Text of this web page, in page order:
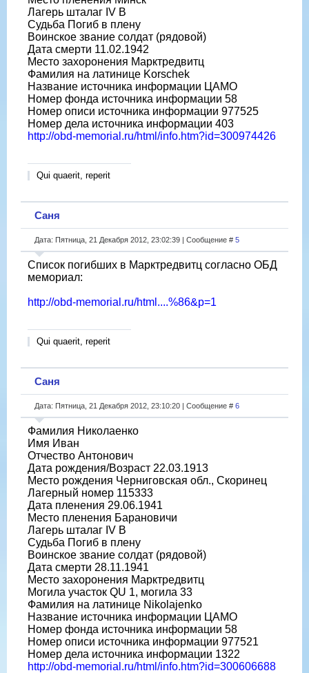
Лагерь шталаг IV B
Судьба Погиб в плену
Воинское звание солдат (рядовой)
Дата смерти 11.02.1942
Место захоронения Марктредвитц
Фамилия на латинице Korschek
Название источника информации ЦАМО
Номер фонда источника информации 58
Номер описи источника информации 977525
Номер дела источника информации 403
http://obd-memorial.ru/html/info.htm?id=300974426
Qui quaerit, reperit
Саня
Дата: Пятница, 21 Декабря 2012, 23:02:39 | Сообщение # 5
Список погибших в Марктредвитц согласно ОБД
мемориал:
http://obd-memorial.ru/html....%86&p=1
Qui quaerit, reperit
Саня
Дата: Пятница, 21 Декабря 2012, 23:10:20 | Сообщение # 6
Фамилия Николаенко
Имя Иван
Отчество Антонович
Дата рождения/Возраст 22.03.1913
Место рождения Черниговская обл., Скоринец
Лагерный номер 115333
Дата пленения 29.06.1941
Место пленения Барановичи
Лагерь шталаг IV B
Судьба Погиб в плену
Воинское звание солдат (рядовой)
Дата смерти 28.11.1941
Место захоронения Марктредвитц
Могила участок QU 1, могила 33
Фамилия на латинице Nikolajenko
Название источника информации ЦАМО
Номер фонда источника информации 58
Номер описи источника информации 977521
Номер дела источника информации 1322
http://obd-memorial.ru/html/info.htm?id=300606688